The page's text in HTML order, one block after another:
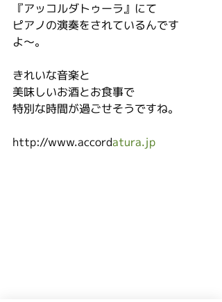
『アッコルダトゥーラ』にて
ピアノの演奏をされているんです
よ〜。
きれいな音楽と
美味しいお酒とお食事で
特別な時間が過ごせそうですね。
http://www.accordatura.jp